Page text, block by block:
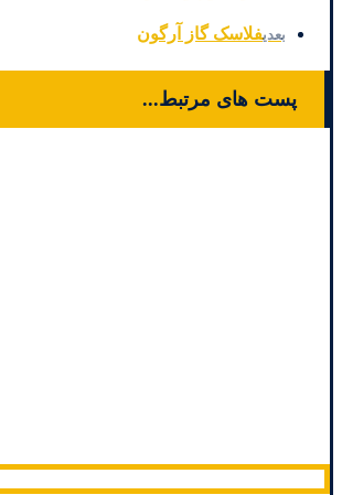
بعدیفلاسک گاز آرگون
پست های مرتبط...